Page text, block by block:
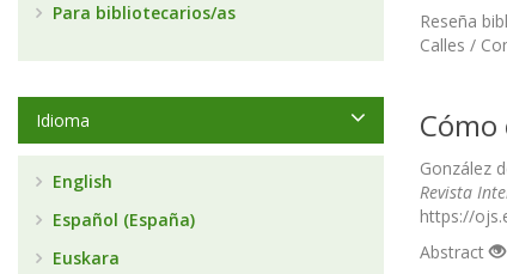
Reseña
Calles /
González
Revista
https://
Abstract
Para bibliotecarios/as
Idioma
English
Español (España)
Euskara